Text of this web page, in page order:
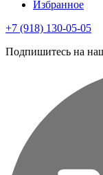
Избранное
+7 (918) 130-05-05
Подпишитесь на